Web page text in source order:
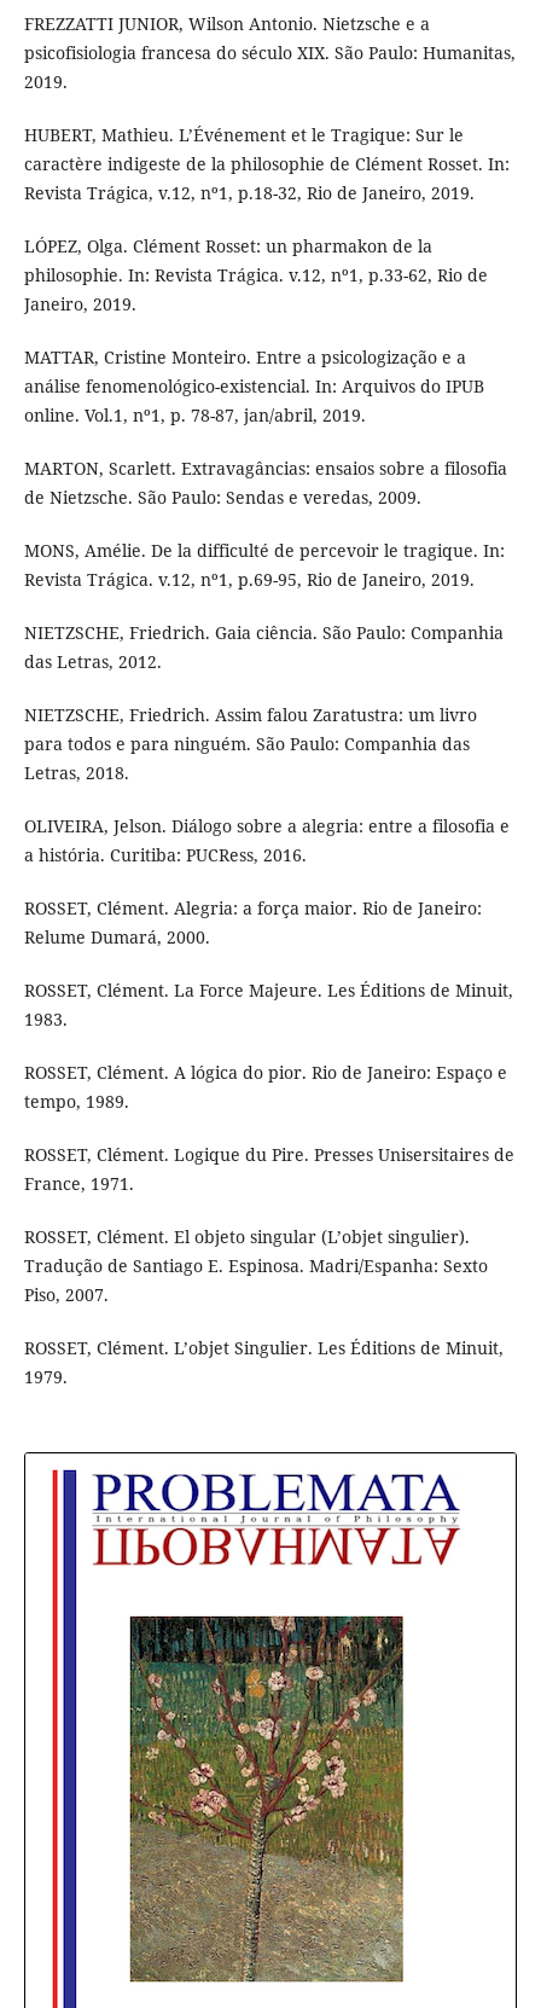
FREZZATTI JUNIOR, Wilson Antonio. Nietzsche e a
psicofisiologia francesa do século XIX. São Paulo: Humanitas,
2019.
HUBERT, Mathieu. L’Événement et le Tragique: Sur le
caractère indigeste de la philosophie de Clément Rosset. In:
Revista Trágica, v.12, nº1, p.18-32, Rio de Janeiro, 2019.
LÓPEZ, Olga. Clément Rosset: un pharmakon de la
philosophie. In: Revista Trágica. v.12, nº1, p.33-62, Rio de
Janeiro, 2019.
MATTAR, Cristine Monteiro. Entre a psicologização e a
análise fenomenológico-existencial. In: Arquivos do IPUB
online. Vol.1, nº1, p. 78-87, jan/abril, 2019.
MARTON, Scarlett. Extravagâncias: ensaios sobre a filosofia
de Nietzsche. São Paulo: Sendas e veredas, 2009.
MONS, Amélie. De la difficulté de percevoir le tragique. In:
Revista Trágica. v.12, nº1, p.69-95, Rio de Janeiro, 2019.
NIETZSCHE, Friedrich. Gaia ciência. São Paulo: Companhia
das Letras, 2012.
NIETZSCHE, Friedrich. Assim falou Zaratustra: um livro
para todos e para ninguém. São Paulo: Companhia das
Letras, 2018.
OLIVEIRA, Jelson. Diálogo sobre a alegria: entre a filosofia e
a história. Curitiba: PUCRess, 2016.
ROSSET, Clément. Alegria: a força maior. Rio de Janeiro:
Relume Dumará, 2000.
ROSSET, Clément. La Force Majeure. Les Éditions de Minuit,
1983.
ROSSET, Clément. A lógica do pior. Rio de Janeiro: Espaço e
tempo, 1989.
ROSSET, Clément. Logique du Pire. Presses Unisersitaires de
France, 1971.
ROSSET, Clément. El objeto singular (L’objet singulier).
Tradução de Santiago E. Espinosa. Madri/Espanha: Sexto
Piso, 2007.
ROSSET, Clément. L’objet Singulier. Les Éditions de Minuit,
1979.